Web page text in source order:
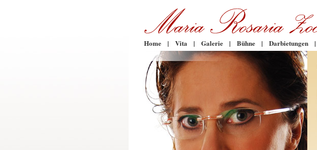
Home | Vita | Galerie | Bühne | Darbietungen |